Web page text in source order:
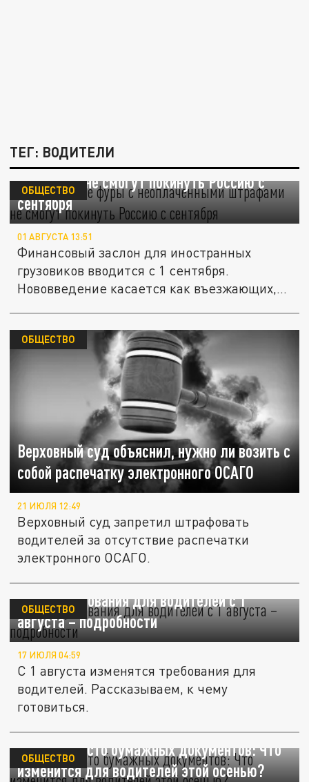
ТЕГ: ВОДИТЕЛИ
Иностранные фуры с неоплаченными
штрафами не смогут покинуть Россию с
сентября
ОБЩЕСТВО
01 АВГУСТА 13:51
Финансовый заслон для иностранных
грузовиков вводится с 1 сентября.
Нововведение касается как въезжающих,
Верховный суд объяснил, нужно ли возить с
собой распечатку электронного ОСАГО
ОБЩЕСТВО
21 ИЮЛЯ 12:49
Верховный суд запретил штрафовать
водителей за отсутствие распечатки
электронного ОСАГО.
Новые требования для водителей с 1
августа – подробности
ОБЩЕСТВО
17 ИЮЛЯ 04:59
С 1 августа изменятся требования для
водителей. Рассказываем, к чему
готовиться.
QR-код вместо бумажных документов: Что
изменится для водителей этой осенью?
ОБЩЕСТВО